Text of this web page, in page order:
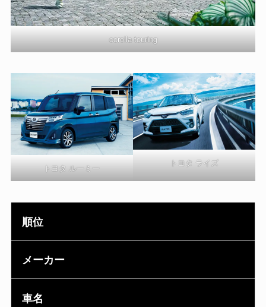
corolla touring
トヨタ ルーミー トヨタ ライズ
順位
メーカー
車名